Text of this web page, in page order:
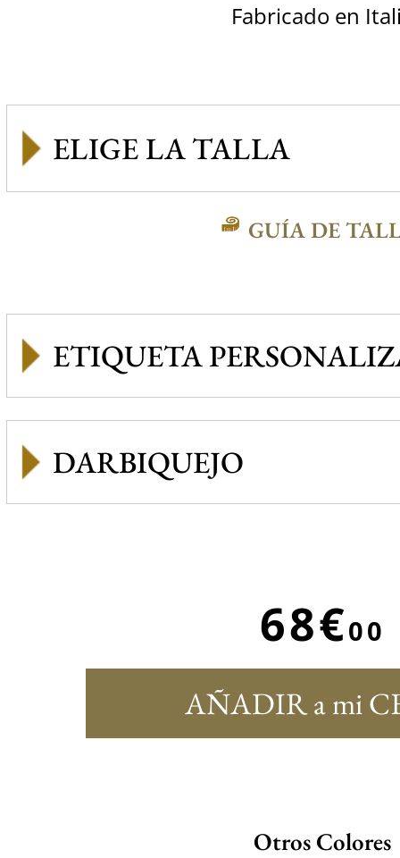
Fabricado en
GUÍA DE
ETIQUETA
DARBIQUEJO
68€00
AÑADIR a mi
Otros Colores